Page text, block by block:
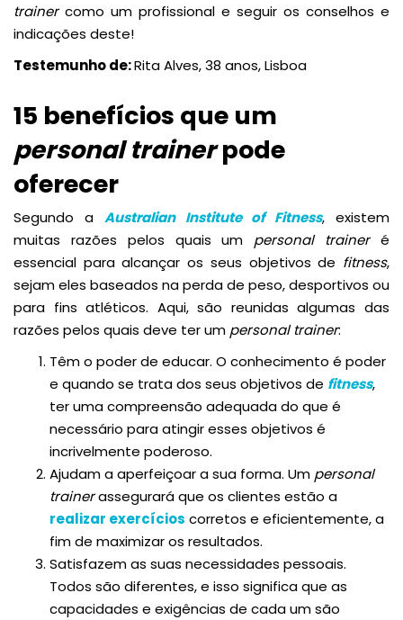
trainercomo um profissional e seguir os conselhos e
indicações deste!
Testemunho de:Rita Alves, 38 anos, Lisboa
15 benefícios que um
personal trainerpode
oferecer
Segundo a Australian Institute of Fitness, existem
muitas razões pelos quais um personal traineré
essencial para alcançar os seus objetivos de fitness,
sejam eles baseados na perda de peso, desportivos ou
para fins atléticos. Aqui, são reunidas algumas das
razões pelos quais deve ter um personal trainer:
Têm o poder de educar. O conhecimento é poder
e quando se trata dos seus objetivos de fitness,
ter uma compreensão adequada do que é
necessário para atingir esses objetivos é
incrivelmente poderoso.
Ajudam a aperfeiçoar a sua forma. Um personal
trainerassegurará que os clientes estão a
realizar exercícios corretos e eficientemente, a
fim de maximizar os resultados.
Satisfazem as suas necessidades pessoais.
Todos são diferentes, e isso significa que as
capacidades e exigências de cada um são